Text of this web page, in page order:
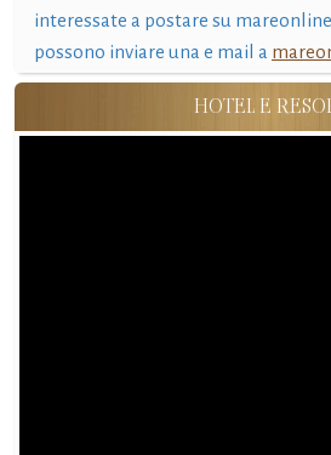
interessate a postare su
possono inviare una e mail a
HOTEL E